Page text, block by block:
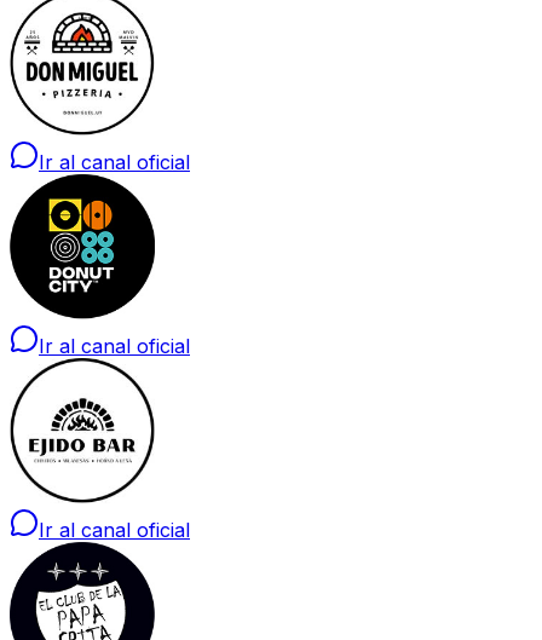
Ir al canal oficial
Ir al canal oficial
Ir al canal oficial